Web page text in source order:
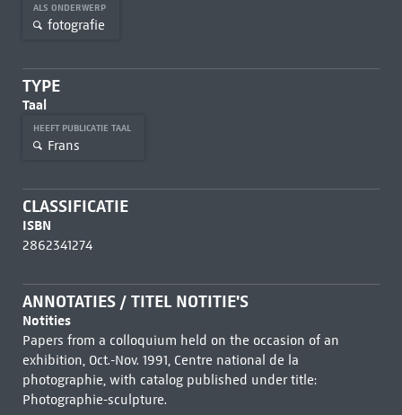
ALS ONDERWERP
fotografie
TYPE
Taal
HEEFT PUBLICATIE TAAL
Frans
CLASSIFICATIE
ISBN
2862341274
ANNOTATIES / TITEL NOTITIE'S
Notities
Papers from a colloquium held on the occasion of an
exhibition, Oct.-Nov. 1991, Centre national de la
photographie, with catalog published under title:
Photographie-sculpture.